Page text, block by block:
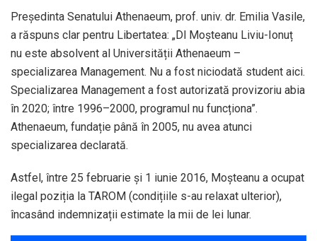
Președinta Senatului Athenaeum, prof. univ. dr. Emilia Vasile,
a răspuns clar pentru Libertatea: „Dl Moșteanu Liviu-Ionuț
nu este absolvent al Universității Athenaeum –
specializarea Management. Nu a fost niciodată student aici.
Specializarea Management a fost autorizată provizoriu abia
în 2020; între 1996–2000, programul nu funcționa”.
Athenaeum, fundație până în 2005, nu avea atunci
specializarea declarată.
Astfel, între 25 februarie și 1 iunie 2016, Moșteanu a ocupat
ilegal poziția la TAROM (condițiile s-au relaxat ulterior),
încasând indemnizații estimate la mii de lei lunar.